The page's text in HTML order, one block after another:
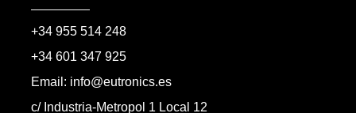
+34 955 514 248
+34 601 347 925
Email: info@eutronics.es
c/ Industria-Metropol 1 Local 12